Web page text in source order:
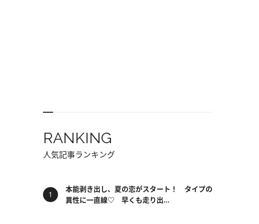
RANKING
人気記事ランキング
本能剥き出し、夏の恋がスタート！ タイプの
異性に一直線♡ 早くも走り出...